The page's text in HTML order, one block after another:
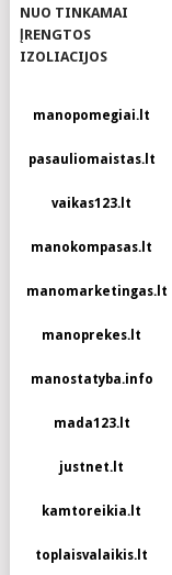
NUO TINKAMAI
ĮRENGTOS
IZOLIACIJOS
manopomegiai.lt
pasauliomaistas.lt
vaikas123.lt
manokompasas.lt
manomarketingas.lt
manoprekes.lt
manostatyba.info
mada123.lt
justnet.lt
kamtoreikia.lt
toplaisvalaikis.lt